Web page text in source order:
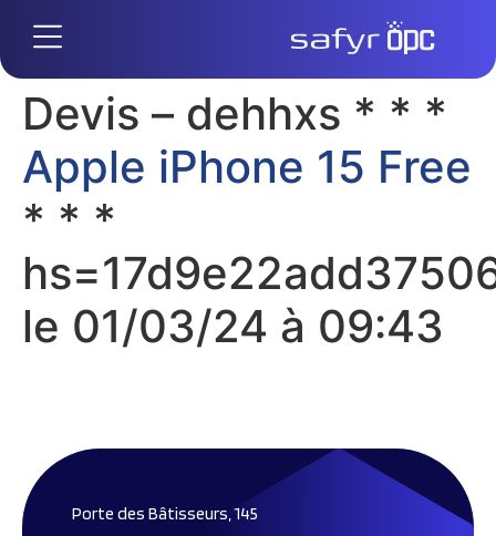
Devis – dehhxs * * *
Apple iPhone 15 Free
* * *
le 01/03/24 à 09:43
Porte des Bâtisseurs, 145